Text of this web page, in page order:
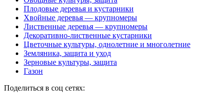
Плодовые деревья и кустарники
Хвойные деревья — крупномеры
Лиственные деревья — крупномеры
Декоративно-лиственные кустарники
Цветочные культуры, однолетние и многолетние
Земляника, защита и уход
Зерновые культуры, защита
Газон
Поделиться в соц сетях: